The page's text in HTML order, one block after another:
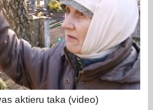
aktieru taka (video)